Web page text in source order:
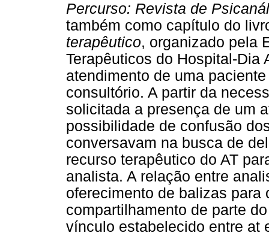
Percurso: Revista de
também como capítulo do
terapêutico, organizado pela
Terapêuticos do Hospital-Dia
atendimento de uma
consultório. A partir da
solicitada a presença de um
possibilidade de confusão
conversavam na busca de
recurso terapêutico do AT
analista. A relação entre
oferecimento de balizas para
compartilhamento de parte
vínculo estabelecido entre at